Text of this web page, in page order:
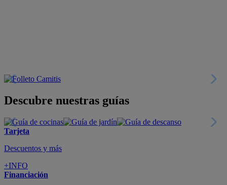
Descubre nuestras guías
Tarjeta
Descuentos y más
+INFO
Financiación